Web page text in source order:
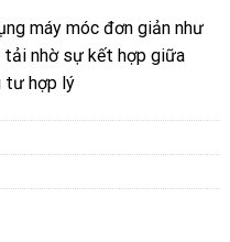
máy móc đơn giản như
tải nhờ sự kết hợp giữa
tư hợp lý